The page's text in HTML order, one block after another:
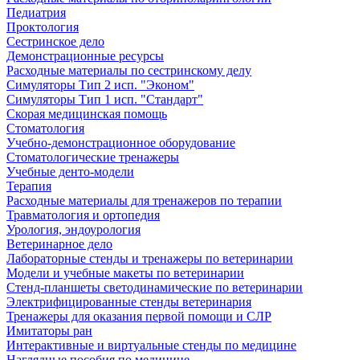
Педиатрия
Проктология
Сестринское дело
Демонстрационные ресурсы
Расходные материалы по сестринскому делу
Симуляторы Тип 2 исп. "Эконом"
Симуляторы Тип 1 исп. "Стандарт"
Скорая медицинская помощь
Стоматология
Учебно-демонстрационное оборудование
Стоматологические тренажеры
Учебные денто-модели
Терапия
Расходные материалы для тренажеров по терапии
Травматология и ортопедия
Урология, эндоурология
Ветеринарное дело
Лабораторные стенды и тренажеры по ветеринарии
Модели и учебные макеты по ветеринарии
Стенд-планшеты светодинамические по ветеринарии
Электрифицированные стенды ветеринария
Тренажеры для оказания первой помощи и СЛР
Имитаторы ран
Интерактивные и виртуальные стенды по медицине